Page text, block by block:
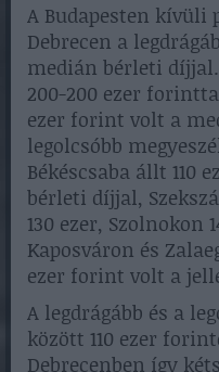
A Budapesten kívüli
Debrecen a
medián bérleti díjjal.
200-200 ezer
ezer forint volt a
legolcsóbb
Békéscsaba állt 110
bérleti díjjal,
130 ezer, Szolnokon
Kaposváron és
ezer forint volt a
A legdrágább és a
között 110 ezer
Debrecenben így